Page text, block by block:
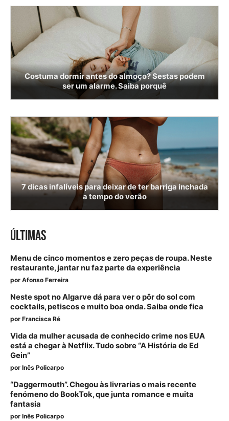
Costuma dormir antes do almoço? Sestas podem
ser um alarme. Saiba porquê
7 dicas infalíveis para deixar de ter barriga inchada
a tempo do verão
ÚLTIMAS
Menu de cinco momentos e zero peças de roupa. Neste
restaurante, jantar nu faz parte da experiência
por Afonso Ferreira
Neste spot no Algarve dá para ver o pôr do sol com
cocktails, petiscos e muito boa onda. Saiba onde fica
por Francisca Ré
Vida da mulher acusada de conhecido crime nos EUA
está a chegar à Netflix. Tudo sobre “A História de Ed
Gein”
por Inês Policarpo
“Daggermouth”. Chegou às livrarias o mais recente
fenómeno do BookTok, que junta romance e muita
fantasia
por Inês Policarpo